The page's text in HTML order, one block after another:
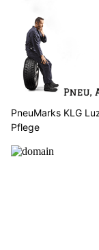
PneuMarks KLG
Pflege